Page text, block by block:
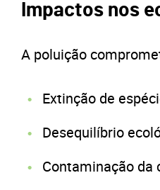
Impactos nos
A poluição
Extinção de
Desequilíbrio
Contaminação da